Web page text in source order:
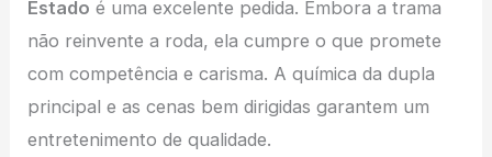
Estado é uma excelente pedida. Embora a trama
não reinvente a roda, ela cumpre o que promete
com competência e carisma. A química da dupla
principal e as cenas bem dirigidas garantem um
entretenimento de qualidade.